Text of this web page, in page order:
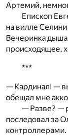
Артемий,
Епископ
на вилле
Вечеринка
происходящее,
***
— Кардинал! —
обещал мне
— Разве? —
последовал за
контроллерами.